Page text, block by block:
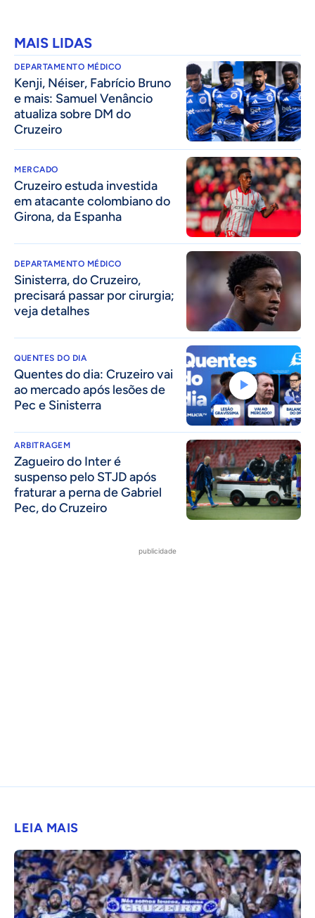
MAIS LIDAS
DEPARTAMENTO MÉDICO
Kenji, Néiser, Fabrício Bruno
e mais: Samuel Venâncio
atualiza sobre DM do
Cruzeiro
MERCADO
Cruzeiro estuda investida
em atacante colombiano do
Girona, da Espanha
DEPARTAMENTO MÉDICO
Sinisterra, do Cruzeiro,
precisará passar por cirurgia;
veja detalhes
QUENTES DO DIA
Quentes do dia: Cruzeiro vai
ao mercado após lesões de
Pec e Sinisterra
ARBITRAGEM
Zagueiro do Inter é
suspenso pelo STJD após
fraturar a perna de Gabriel
Pec, do Cruzeiro
publicidade
LEIA MAIS